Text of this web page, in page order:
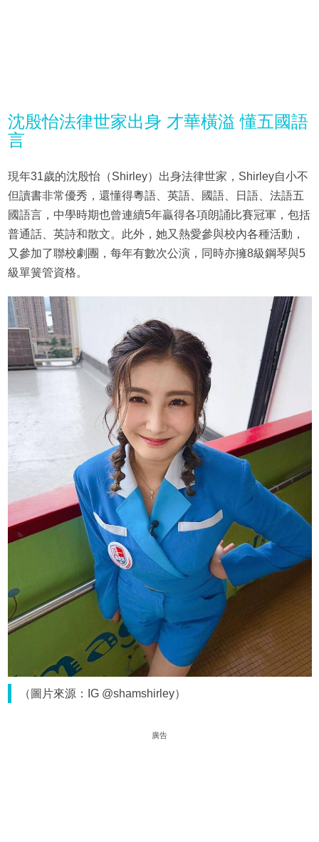
沈殷怡法律世家出身 才華橫溢 懂五國語
言
現年31歲的沈殷怡（Shirley）出身法律世家，Shirley自小不
但讀書非常優秀，還懂得粵語、英語、國語、日語、法語五
國語言，中學時期也曾連續5年贏得各項朗誦比賽冠軍，包括
普通話、英詩和散文。此外，她又熱愛參與校內各種活動，
又參加了聯校劇團，每年有數次公演，同時亦擁8級鋼琴與5
級單簧管資格。
（圖片來源：IG @shamshirley）
廣告